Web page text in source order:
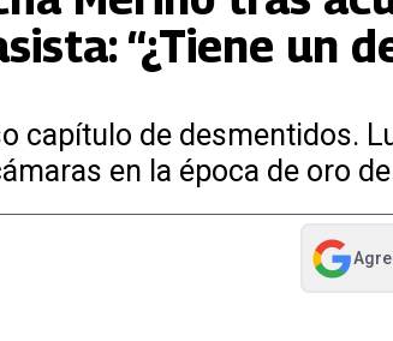
“¿Tiene un
capítulo de desmentidos.
en la época de oro de
abre en